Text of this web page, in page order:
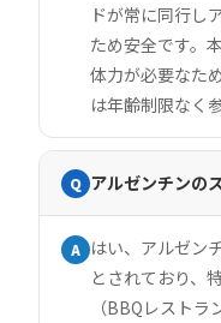
ドが常に同行し
ため安全です。
体力が必要なた
は年齢制限なく
Q アルゼンチンの
A はい、アルゼン
とされており、
（BBQレスト